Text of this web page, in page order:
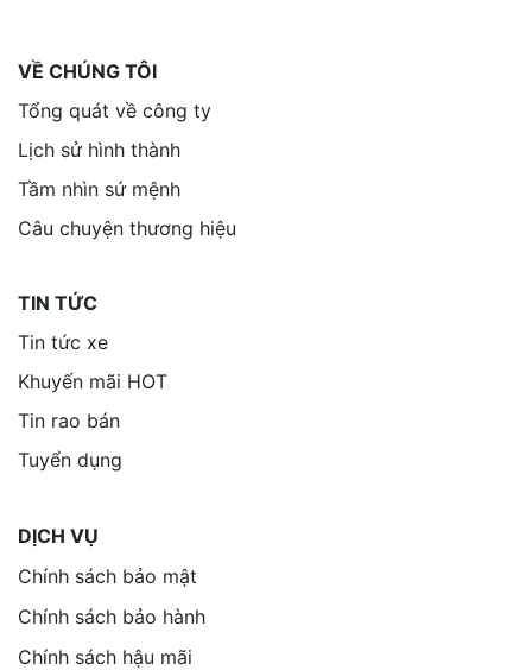
VỀ CHÚNG TÔI
Tổng quát về công ty
Lịch sử hình thành
Tầm nhìn sứ mệnh
Câu chuyện thương hiệu
TIN TỨC
Tin tức xe
Khuyến mãi HOT
Tin rao bán
Tuyển dụng
DỊCH VỤ
Chính sách bảo mật
Chính sách bảo hành
Chính sách hậu mãi